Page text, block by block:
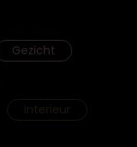
Gezicht
Interieur